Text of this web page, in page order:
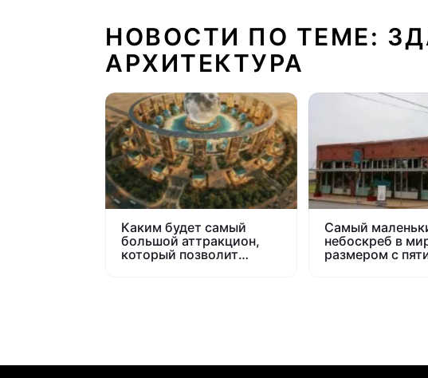
НОВОСТИ ПО ТЕМЕ:
АРХИТЕКТУРА
Каким будет самый
большой аттракцион,
который позволит
Самый
небоскреб в
размером с